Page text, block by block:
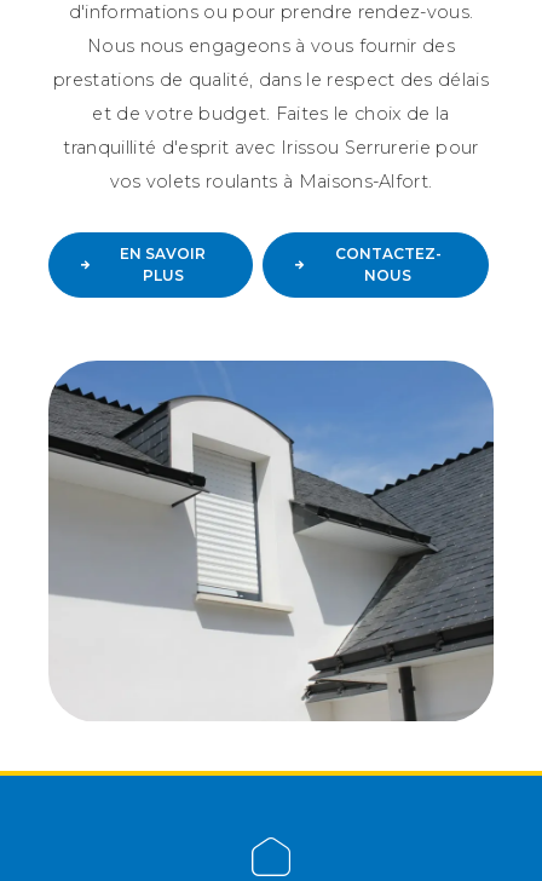
d'informations ou pour prendre rendez-vous.
Nous nous engageons à vous fournir des
prestations de qualité, dans le respect des délais
et de votre budget. Faites le choix de la
tranquillité d'esprit avec Irissou Serrurerie pour
vos volets roulants à Maisons-Alfort.
EN SAVOIR
PLUS
CONTACTEZ-
NOUS